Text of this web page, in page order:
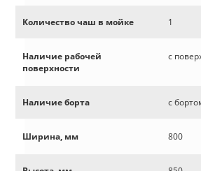
Количество чаш в мойке 1
Наличие рабочей
поверхности
с
Наличие борта с
Ширина, мм 800